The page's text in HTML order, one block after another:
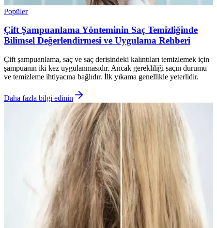
Popüler
Çift Şampuanlama Yönteminin Saç Temizliğinde
Bilimsel Değerlendirmesi ve Uygulama Rehberi
Çift şampuanlama, saç ve saç derisindeki kalıntıları temizlemek için
şampuanın iki kez uygulanmasıdır. Ancak gerekliliği saçın durumu
ve temizleme ihtiyacına bağlıdır. İlk yıkama genellikle yeterlidir.
Daha fazla bilgi edinin